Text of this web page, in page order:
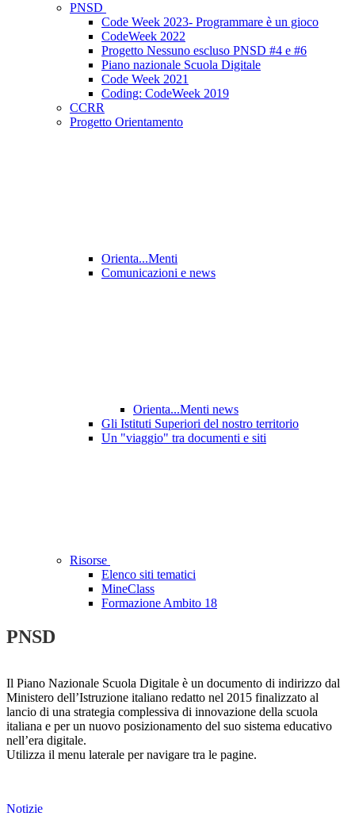
PNSD
Code Week 2023- Programmare è un gioco
CodeWeek 2022
Progetto Nessuno escluso PNSD #4 e #6
Piano nazionale Scuola Digitale
Code Week 2021
Coding: CodeWeek 2019
CCRR
Progetto Orientamento
Orienta...Menti
Comunicazioni e news
Orienta...Menti news
Gli Istituti Superiori del nostro territorio
Un "viaggio" tra documenti e siti
Risorse
Elenco siti tematici
MineClass
Formazione Ambito 18
PNSD
Il Piano Nazionale Scuola Digitale è un documento di indirizzo dal
Ministero dell’Istruzione italiano redatto nel 2015 finalizzato al
lancio di una strategia complessiva di innovazione della scuola
italiana e per un nuovo posizionamento del suo sistema educativo
nell’era digitale.
Utilizza il menu laterale per navigare tra le pagine.
Notizie